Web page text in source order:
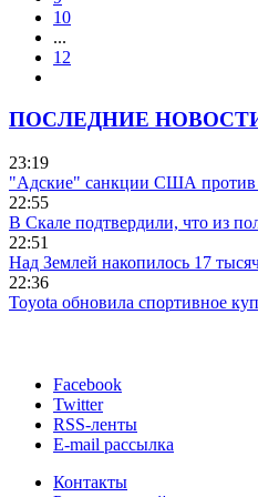
10
...
12
ПОСЛЕДНИЕ
23:19
"Адские" санкции США против
22:55
В Скале подтвердили, что из
22:51
Над Землей накопилось 17
22:36
Toyota обновила спортивное
Facebook
Twitter
RSS-ленты
E-mail рассылка
Контакты